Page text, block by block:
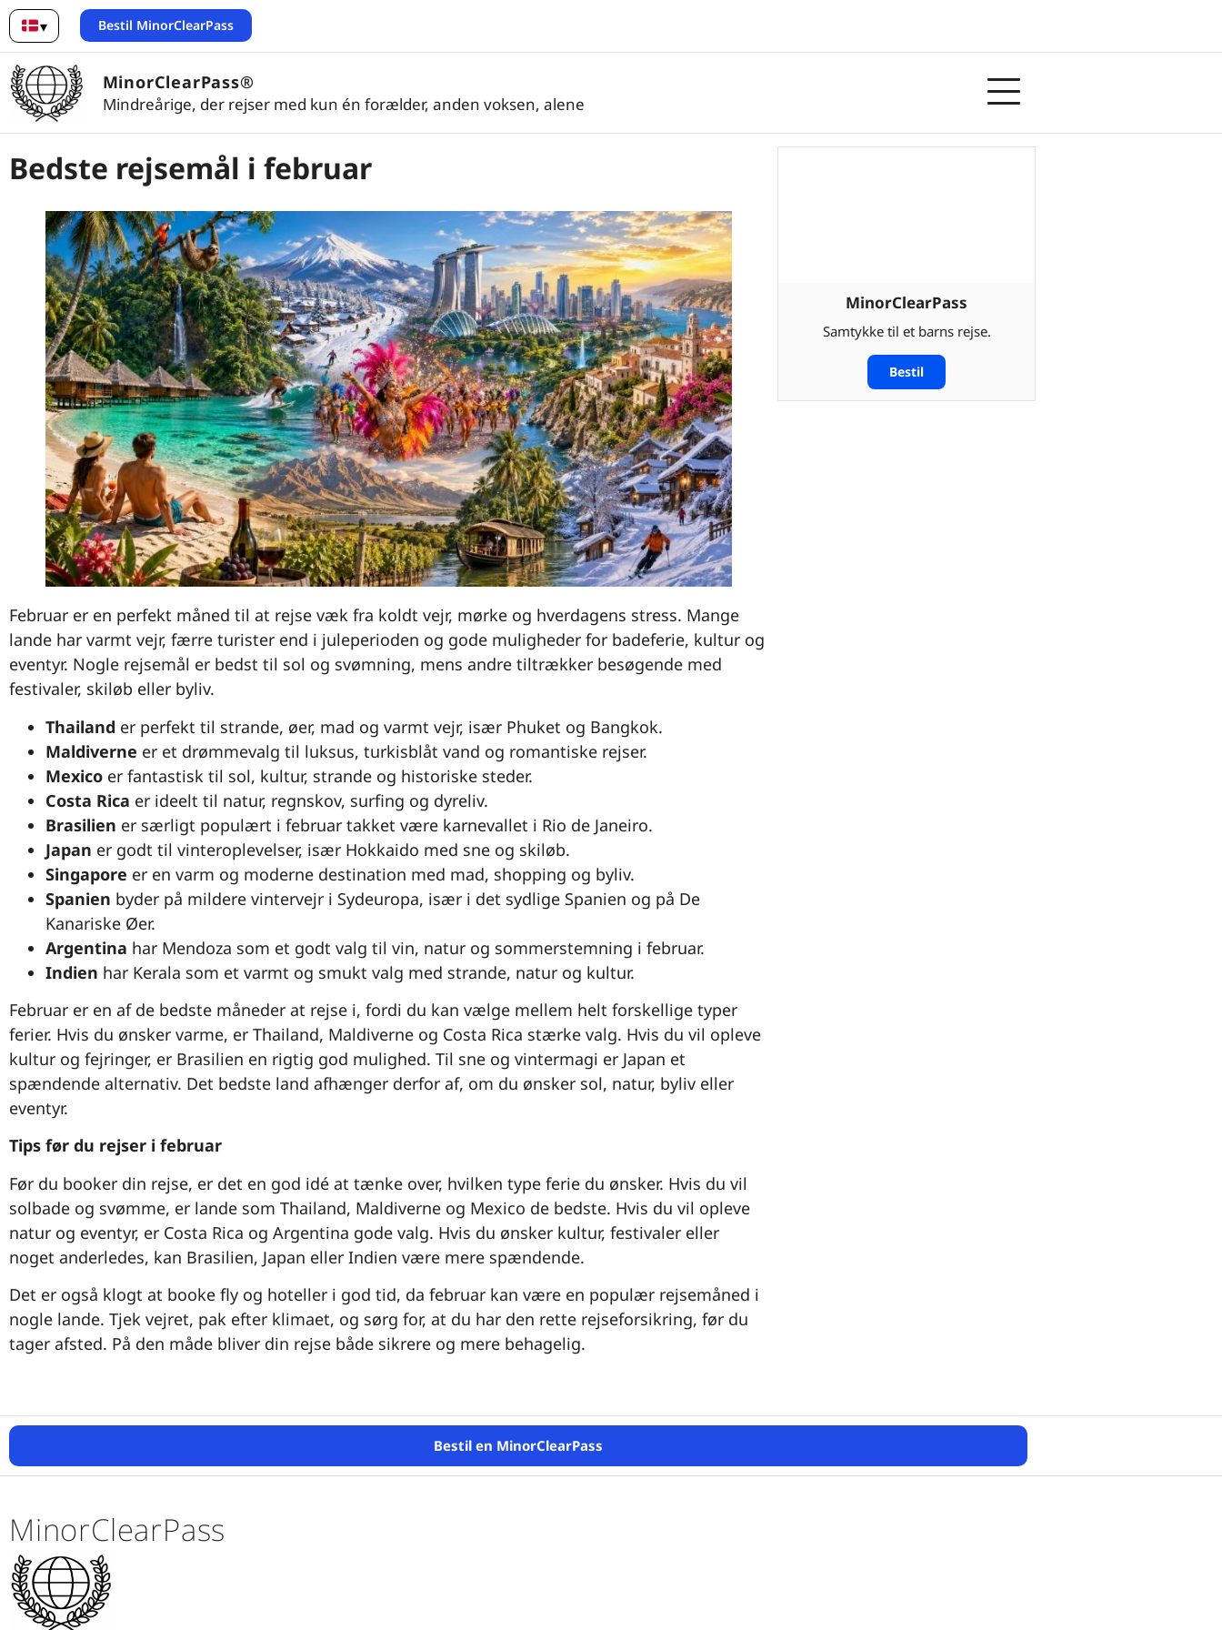
▾
Dansk
Bestil MinorClearPass
MinorClearPass®
Mindreårige, der rejser med kun én forælder, anden voksen, alene
Bedste rejsemål i februar
Februar er en perfekt måned til at rejse væk fra koldt vejr, mørke og hverdagens stress. Mange
lande har varmt vejr, færre turister end i juleperioden og gode muligheder for badeferie, kultur og
eventyr. Nogle rejsemål er bedst til sol og svømning, mens andre tiltrækker besøgende med
festivaler, skiløb eller byliv.
Thailand er perfekt til strande, øer, mad og varmt vejr, især Phuket og Bangkok.
Maldiverne er et drømmevalg til luksus, turkisblåt vand og romantiske rejser.
Mexico er fantastisk til sol, kultur, strande og historiske steder.
Costa Rica er ideelt til natur, regnskov, surfing og dyreliv.
Brasilien er særligt populært i februar takket være karnevallet i Rio de Janeiro.
Japan er godt til vinteroplevelser, især Hokkaido med sne og skiløb.
Singapore er en varm og moderne destination med mad, shopping og byliv.
Spanien byder på mildere vintervejr i Sydeuropa, især i det sydlige Spanien og på De
Kanariske Øer.
Argentina har Mendoza som et godt valg til vin, natur og sommerstemning i februar.
Indien har Kerala som et varmt og smukt valg med strande, natur og kultur.
Februar er en af de bedste måneder at rejse i, fordi du kan vælge mellem helt forskellige typer
ferier. Hvis du ønsker varme, er Thailand, Maldiverne og Costa Rica stærke valg. Hvis du vil opleve
kultur og fejringer, er Brasilien en rigtig god mulighed. Til sne og vintermagi er Japan et
spændende alternativ. Det bedste land afhænger derfor af, om du ønsker sol, natur, byliv eller
eventyr.
Tips før du rejser i februar
Før du booker din rejse, er det en god idé at tænke over, hvilken type ferie du ønsker. Hvis du vil
solbade og svømme, er lande som Thailand, Maldiverne og Mexico de bedste. Hvis du vil opleve
natur og eventyr, er Costa Rica og Argentina gode valg. Hvis du ønsker kultur, festivaler eller
noget anderledes, kan Brasilien, Japan eller Indien være mere spændende.
Det er også klogt at booke fly og hoteller i god tid, da februar kan være en populær rejsemåned i
nogle lande. Tjek vejret, pak efter klimaet, og sørg for, at du har den rette rejseforsikring, før du
tager afsted. På den måde bliver din rejse både sikrere og mere behagelig.
MinorClearPass
Samtykke til et barns rejse.
Bestil
Bestil en MinorClearPass
MinorClearPass